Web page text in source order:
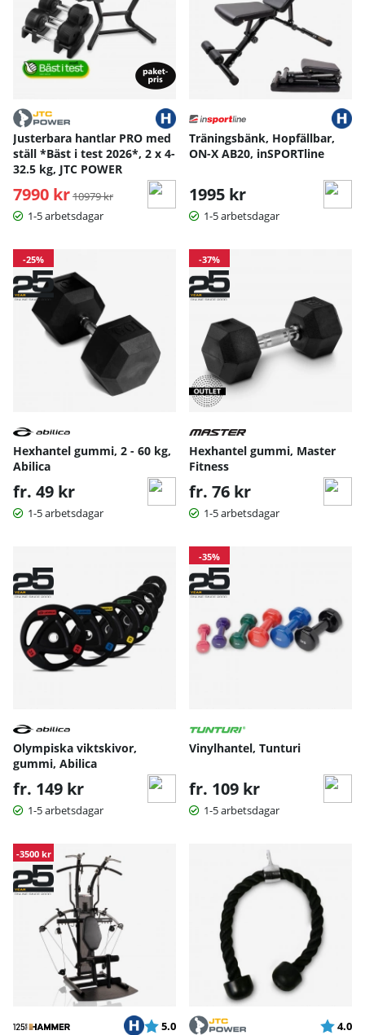
Justerbara hantlar PRO med
ställ *Bäst i test 2026*, 2 x 4-
32.5 kg, JTC POWER
7990 kr Ordinarie pris:
10979 kr
1-5 arbetsdagar
Träningsbänk, Hopfällbar,
ON-X AB20, inSPORTline
1995 kr
1-5 arbetsdagar
-25%
Hexhantel gummi, 2 - 60 kg,
Abilica
fr. 49 kr
1-5 arbetsdagar
-37%
Hexhantel gummi, Master
Fitness
fr. 76 kr
1-5 arbetsdagar
Olympiska viktskivor,
gummi, Abilica
fr. 149 kr
1-5 arbetsdagar
-35%
Vinylhantel, Tunturi
fr. 109 kr
1-5 arbetsdagar
-3500 kr
Betyg:
5.0 utav 5 stjärnor Betyg:
4.0